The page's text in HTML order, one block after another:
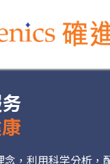
，利用科学分析，